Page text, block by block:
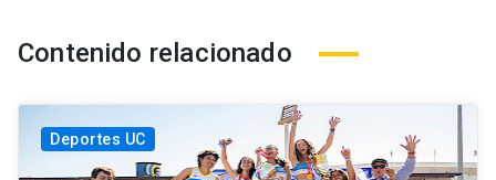
Contenido relacionado
Deportes UC